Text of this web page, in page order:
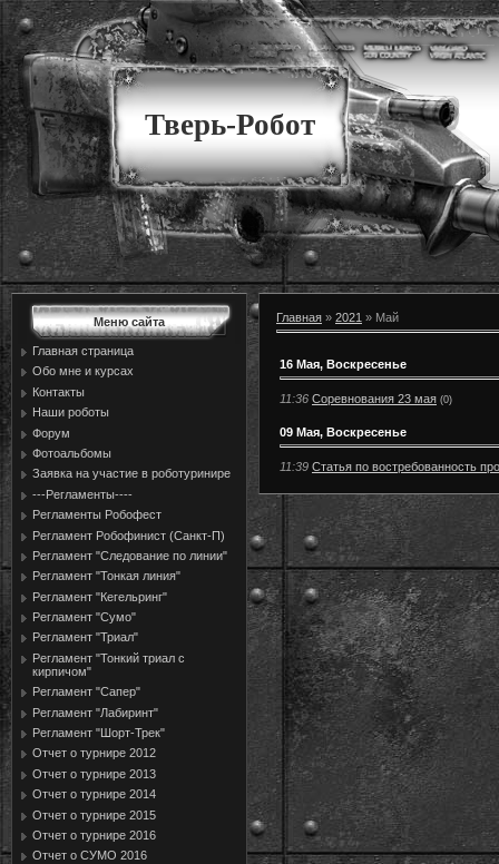
Тверь-Робот
Меню сайта
Главная страница
Обо мне и курсах
Контакты
Наши роботы
Форум
Фотоальбомы
Заявка на участие в роботуринире
---Регламенты----
Регламенты Робофест
Регламент Робофинист (Санкт-П)
Регламент "Следование по линии"
Регламент "Тонкая линия"
Регламент "Кегельринг"
Регламент "Сумо"
Регламент "Триал"
Регламент "Тонкий триал с
кирпичом"
Регламент "Сапер"
Регламент "Лабиринт"
Регламент "Шорт-Трек"
Отчет о турнире 2012
Отчет о турнире 2013
Отчет о турнире 2014
Отчет о турнире 2015
Отчет о турнире 2016
Отчет о СУМО 2016
Главная » 2021 » Май
16 Мая, Воскресенье
11:36 Соревнования 23 мая (0)
09 Мая, Воскресенье
11:39 Статья по востребованность